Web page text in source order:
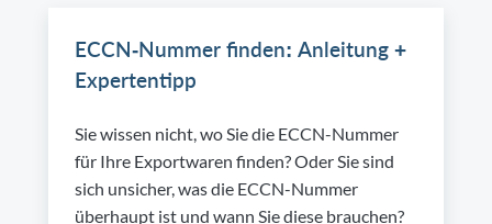
ECCN-Nummer finden: Anleitung +
Expertentipp
Sie wissen nicht, wo Sie die ECCN-Nummer
für Ihre Exportwaren finden? Oder Sie sind
sich unsicher, was die ECCN-Nummer
überhaupt ist und wann Sie diese brauchen?